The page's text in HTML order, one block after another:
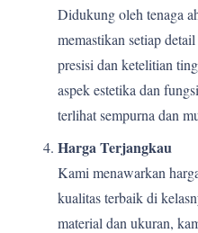
Didukung oleh tenaga
memastikan setiap
presisi dan ketelitian
aspek estetika dan
terlihat sempurna dan
Harga Terjangkau
Kami menawarkan
kualitas terbaik di
material dan ukuran,